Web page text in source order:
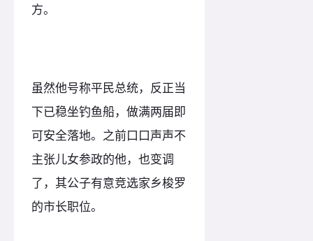
方。
虽然他号称平民总统，反正当
下已稳坐钓鱼船，做满两届即
可安全落地。之前口口声声不
主张儿女参政的他，也变调
了，其公子有意竞选家乡梭罗
的市长职位。